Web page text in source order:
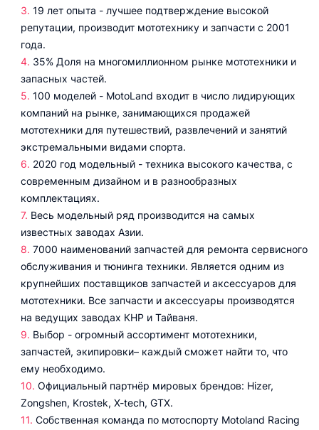
19 лет опыта - лучшее подтверждение высокой
репутации, производит мототехнику и запчасти с 2001
года.
35% Доля на многомиллионном рынке мототехники и
запасных частей.
100 моделей - MotoLand входит в число лидирующих
компаний на рынке, занимающихся продажей
мототехники для путешествий, развлечений и занятий
экстремальными видами спорта.
2020 год модельный - техника высокого качества, с
современным дизайном и в разнообразных
комплектациях.
Весь модельный ряд производится на самых
известных заводах Азии.
7000 наименований запчастей для ремонта сервисного
обслуживания и тюнинга техники. Является одним из
крупнейших поставщиков запчастей и аксессуаров для
мототехники. Все запчасти и аксессуары производятся
на ведущих заводах КНР и Тайваня.
Выбор - огромный ассортимент мототехники,
запчастей, экипировки– каждый сможет найти то, что
ему необходимо.
Официальный партнёр мировых брендов: Hizer,
Zongshen, Krostek, X-tech, GTX.
Собственная команда по мотоспорту Motoland Racing